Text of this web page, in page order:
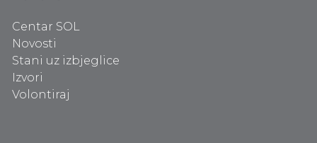
Centar SOL
Novosti
Stani uz izbjeglice
Izvori
Volontiraj